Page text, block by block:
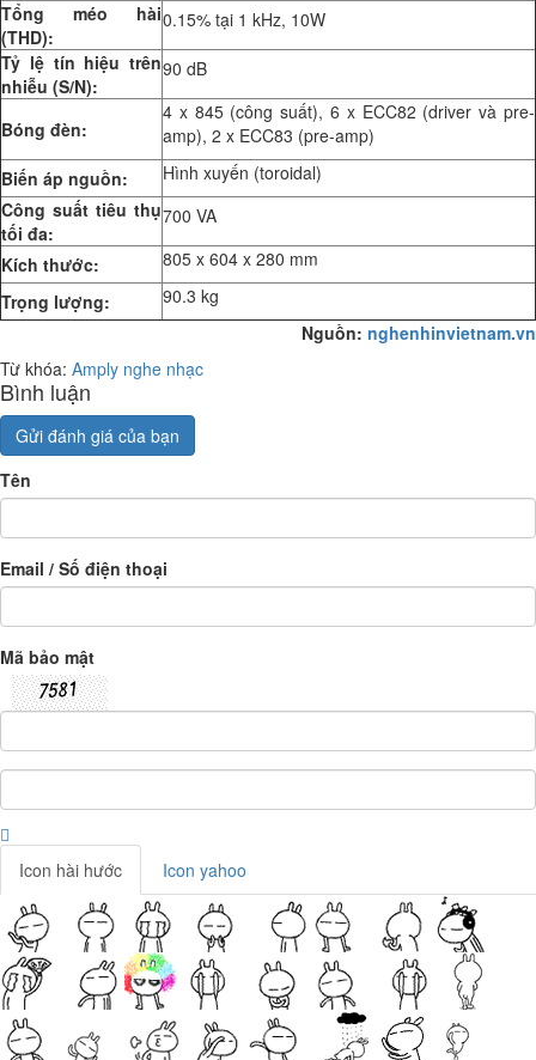
Tổng méo hài
(THD):
0.15% tại 1 kHz, 10W
Tỷ lệ tín hiệu trên
nhiễu (S/N):
90 dB
Bóng đèn:
4 x 845 (công suất), 6 x ECC82 (driver và pre-
amp), 2 x ECC83 (pre-amp)
Biến áp nguồn:
Hình xuyến (toroidal)
Công suất tiêu thụ
tối đa:
700 VA
Kích thước:
805 x 604 x 280 mm
Trọng lượng:
90.3 kg
Nguồn: nghenhinvietnam.vn
Từ khóa: Amply nghe nhạc
Bình luận
Gửi đánh giá của bạn
Tên
Email / Số điện thoại
Mã bảo mật
Icon hài hước Icon yahoo